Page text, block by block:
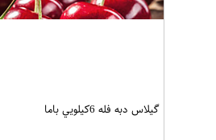
گيلاس دبه فله 6کيلويي باما